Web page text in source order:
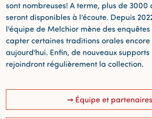
sont nombreuses! A terme, plus de 3000
seront disponibles à l’écoute. Depuis
l'équipe de Melchior mène des
capter certaines traditions orales encore
aujourd'hui. Enfin, de nouveaux
rejoindront régulièrement la collection.
➞ Équipe et partenaires